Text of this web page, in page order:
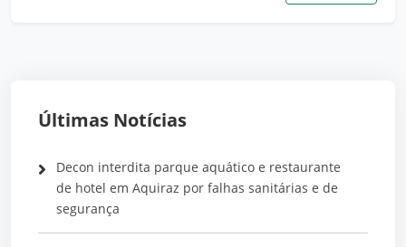
Últimas Notícias
Decon interdita parque aquático e restaurante
de hotel em Aquiraz por falhas sanitárias e de
segurança